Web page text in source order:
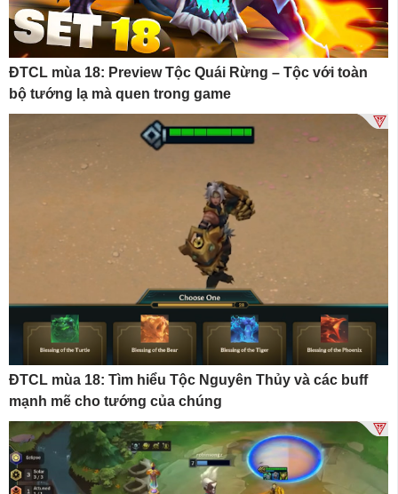
ĐTCL mùa 18: Preview Tộc Quái Rừng – Tộc với toàn
bộ tướng lạ mà quen trong game
ĐTCL mùa 18: Tìm hiểu Tộc Nguyên Thủy và các buff
mạnh mẽ cho tướng của chúng